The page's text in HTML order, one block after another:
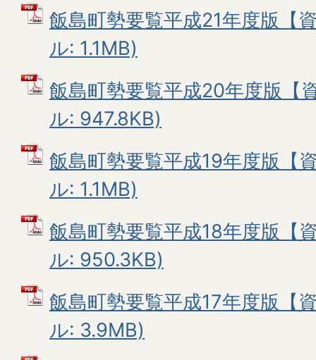
飯島町勢要覧平成21年度版【
ル: 1.1MB)
飯島町勢要覧平成20年度版【
ル: 947.8KB)
飯島町勢要覧平成19年度版【
ル: 1.1MB)
飯島町勢要覧平成18年度版【
ル: 950.3KB)
飯島町勢要覧平成17年度版【
ル: 3.9MB)